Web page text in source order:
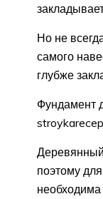
Но не
самого
глубже
Фундамент
Деревянный
поэтому